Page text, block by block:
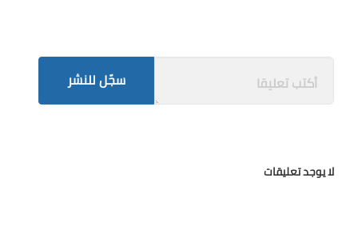
سجّل للنشر
لا يوجد تعليقات